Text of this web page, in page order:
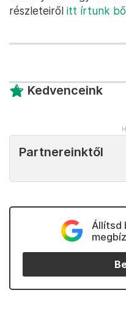
részleteiről itt írtunk
Kedvenceink
Partnereinktől
Állítsd